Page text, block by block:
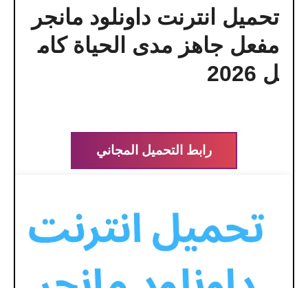
تحميل انترنت داونلود مانجر
مفعل جاهز مدى الحياة كام
ل 2026
رابط التحميل المجاني